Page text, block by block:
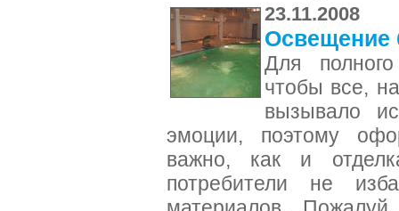
23.11.2008
Освещение
Для
чтобы все,
вызывало
эмоции, поэтому
важно, как и
потребители не